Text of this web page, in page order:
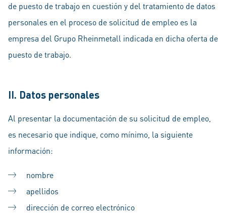
de puesto de trabajo en cuestión y del tratamiento de datos
personales en el proceso de solicitud de empleo es la
empresa del Grupo Rheinmetall indicada en dicha oferta de
puesto de trabajo.
II. Datos personales
Al presentar la documentación de su solicitud de empleo,
es necesario que indique, como mínimo, la siguiente
información:
nombre
apellidos
dirección de correo electrónico